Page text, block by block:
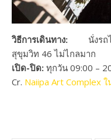
วิธีการเดินทาง: นั่งรถไฟ
สุขุมวิท 46 ไม่ไกลมาก
เปิด-ปิด: ทุกวัน 09:00 –
Cr. Naiipa Art Complex